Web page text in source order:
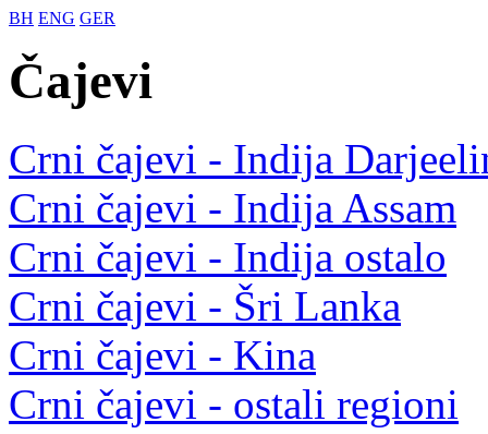
BH ENG GER
Čajevi
Crni čajevi - Indija
Crni čajevi - Indija Assam
Crni čajevi - Indija ostalo
Crni čajevi - Šri Lanka
Crni čajevi - Kina
Crni čajevi - ostali regioni